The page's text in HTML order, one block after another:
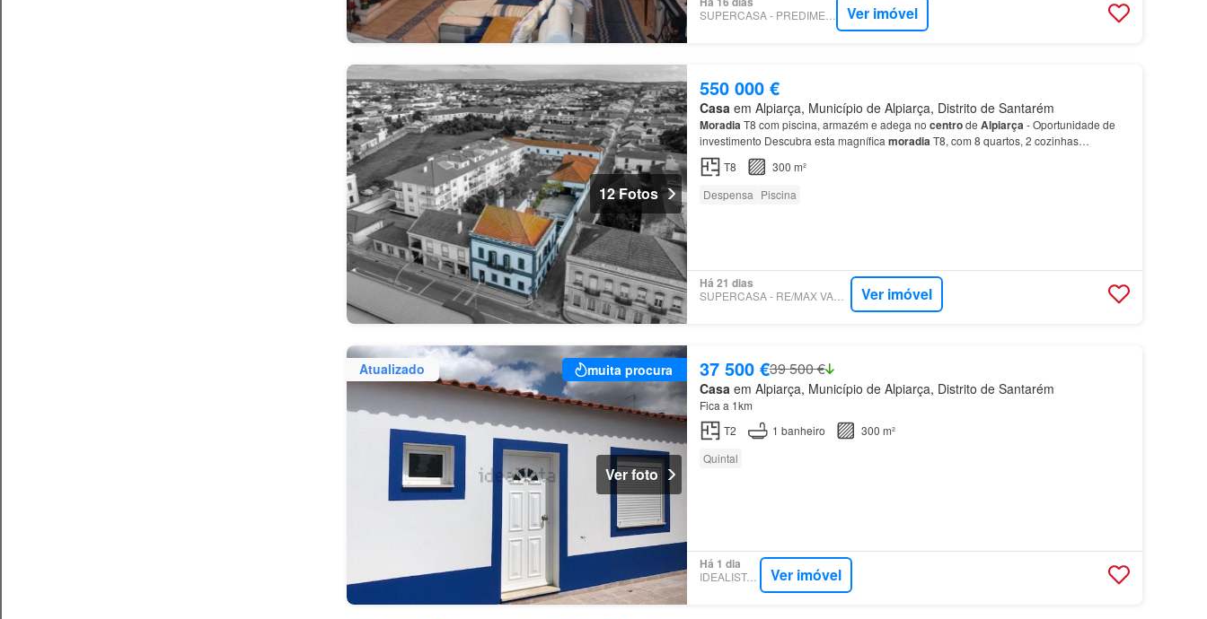
Ver imóvel
12 Fotos
550 000 €
Casa em Alpiarça, Município de Alpiarça, Distrito de Santarém
MoradiaT8 com piscina, armazém e adega no centrode Alpiarça- Oportunidade de
investimento Descubra esta magnífica moradiaT8, com 8 quartos, 2 cozinhas
Localizada no
T8
300 m²
Despensa Piscina
Há 21 dias
SUPERCASA - RE/MAX VANTAGEM RIBATEJO Ver imóvel
Atualizado muita procura
Ver foto
37 500 €39 500 €
Casa em Alpiarça, Município de Alpiarça, Distrito de Santarém
Fica a 1km
T2
1 banheiro
300 m²
Quintal
Há 1 dia
IDEALISTA.PT Ver imóvel